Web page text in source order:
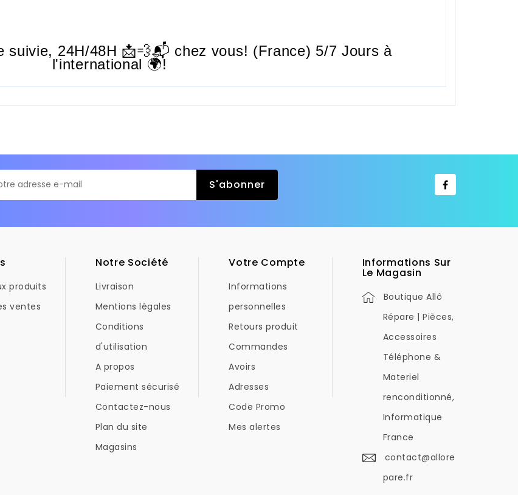
suivie, 24H/48H 📩💨📬 chez vous! (France) 5/7 Jours à
l'international 🌍!
produits
ventes
Notre Société
Livraison
Mentions légales
Conditions
d'utilisation
A propos
Paiement sécurisé
Contactez-nous
Plan du site
Magasins
Votre Compte
Informations
personnelles
Retours produit
Commandes
Avoirs
Adresses
Code Promo
Mes alertes
Informations Sur
Le Magasin
Boutique Allô
Répare | Pièces,
Accessoires
Téléphone &
Materiel
renconditionné,
Informatique
France
contact@allore
pare.fr